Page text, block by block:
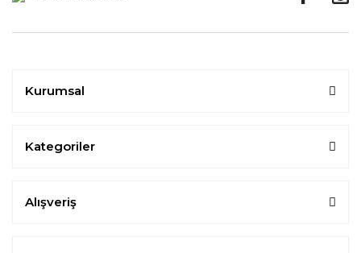
Kurumsal
Kategoriler
Alışveriş